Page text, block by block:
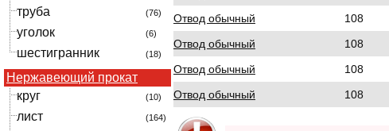
труба (76)
уголок (6)
шестигранник (18)
Нержавеющий прокат
круг
(10)
лист (164)
Отвод обычный
108
Отвод обычный
108
Отвод обычный
108
Отвод обычный
108